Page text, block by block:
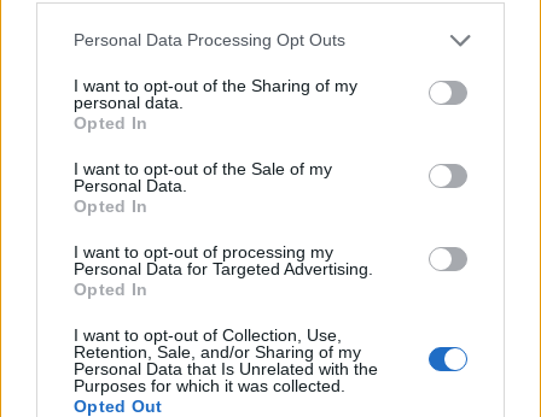
Please note that this website/app uses one or more Google
not limited to your visit or usage behaviour. You may click to
grant or deny consent to Google and its third-party tags to
use your data for below specified purposes in below Google
consent section.
Personal Data Processing Opt Outs
I want to opt-out of the Sharing of my
personal data.
Opted In
I want to opt-out of the Sale of my
Personal Data.
Opted In
I want to opt-out of processing my
Personal Data for Targeted Advertising.
Opted In
I want to opt-out of Collection, Use,
Retention, Sale, and/or Sharing of my
Personal Data that Is Unrelated with the
Purposes for which it was collected.
Opted Out
annyira ügyelnie, de elnökjelölt-aspiránsként
már sokkal inkább. Mint ismeretes először
területi vitának minősítette az ukrajnai
háborút, amibe való belebonyolódás szerinte
nem amerikai nemzetérdek, majd miután a
párt neokonjai felháborodtak, keményebb
hangot ütött meg Putyinnal kapcsolatosan.